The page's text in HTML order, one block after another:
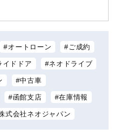
オートローン ご成約
イドドア ネオドライブ
中古車
函館支店 在庫情報
式会社ネオジャパン